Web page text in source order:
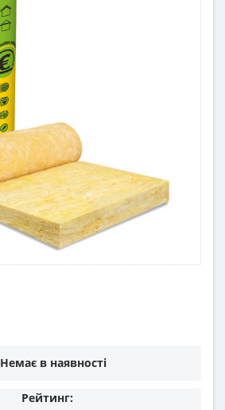
Немає в наявності
Рейтинг: